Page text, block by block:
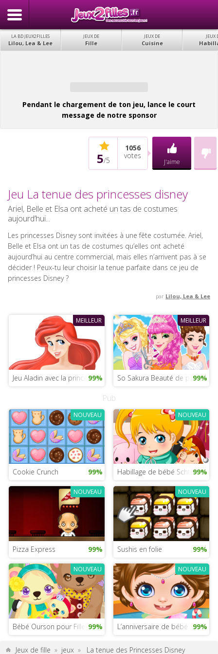
LA BD JEUX2FILLES
Lilou, Lea & Lee
JEUX DE
Fille
JEUX DE
Cuisine
JEUX
Pendant le chargement de ton jeu, lance le court
message de notre sponsor
5/5
1056
votes
J'aime
Jeu La tenue des princesses disney
Ariel, Belle et Elsa ont acheté un tas de costumes
aujourd’hui...
Les princesses Disney sont invitées à une fête costumée. Ariel,
Belle et Elsa ont un tas de costumes qu’elles ont acheté
aujourd’hui au centre commercial, mais elles n’arrivent pas à se
décider ! Peux-tu leur choisir la tenue parfaite dans ce jeu de
princesses Disney ?
par Lilou, Lea & Lee
MEILLEUR
Jeu Aladin avec la princesse Jasmine
99%
MEILLEUR
So Sakura Beauté de 99%
Pub
NOUVEAU
Cookie Crunch 99%
NOUVEAU
Habillage de bébé Schtroumpfs
99%
NOUVEAU
Pizza Express 99%
NOUVEAU
Sushis en folie 99%
NOUVEAU
Bébé Ourson pour Filles 99%
NOUVEAU
L’anniversaire de bébé Lily99%
Jeux de fille » jeux » La tenue des Princesses Disney